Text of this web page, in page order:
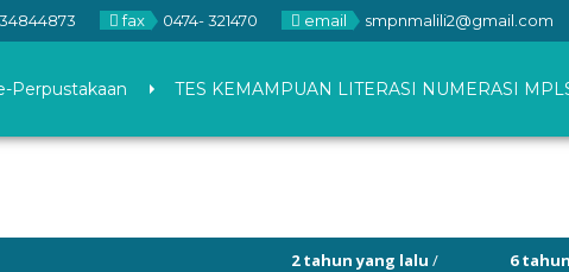
fax 0474- 321470 email smpnmalili2@gmail.com
Perpustakaan TES KEMAMPUAN LITERASI NUMERASI
2 tahun yang lalu/ 6 tahun yang lalu/